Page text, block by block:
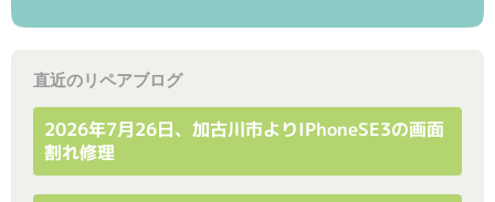
直近のリペアブログ
2026年7月26日、加古川市よりiPhoneSE3の画面
割れ修理